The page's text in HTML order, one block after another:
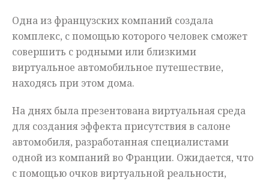
Одна из французских компаний создала
комплекс, с помощью которого человек сможет
совершить с родными или близкими
виртуальное автомобильное путешествие,
находясь при этом дома.
На днях была презентована виртуальная среда
для создания эффекта присутствия в салоне
автомобиля, разработанная специалистами
одной из компаний во Франции. Ожидается, что
с помощью очков виртуальной реальности,